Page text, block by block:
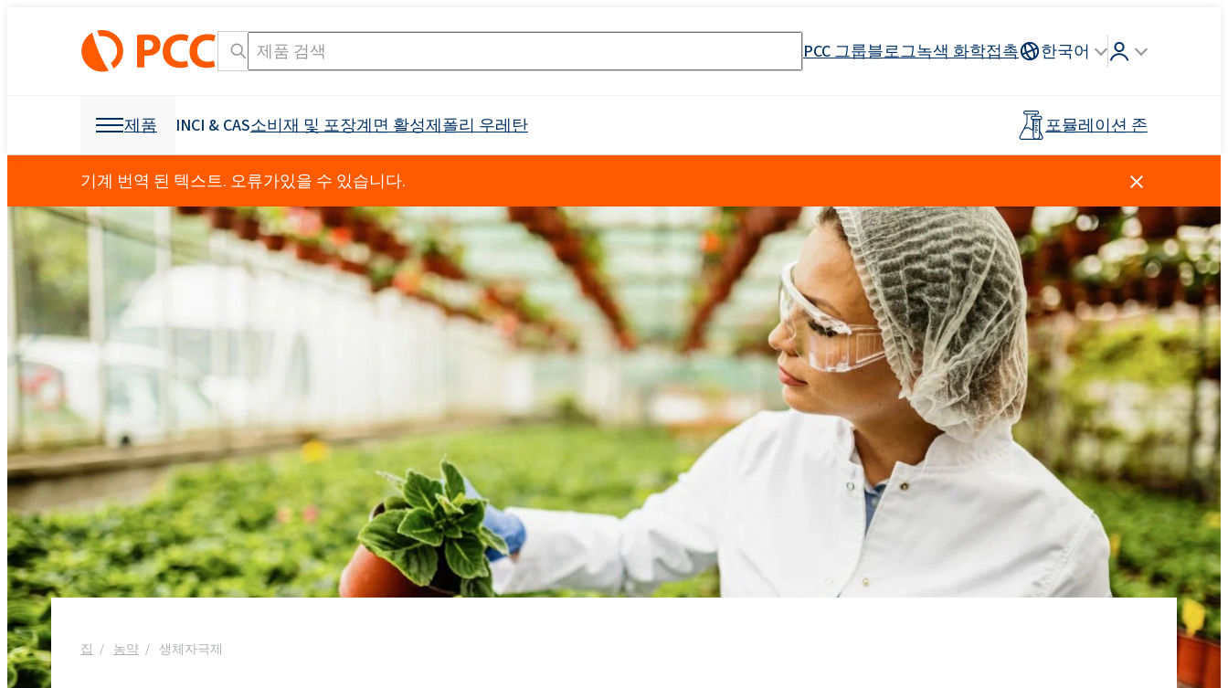
PCC 그룹블로그녹색 화학접촉 한국어
제품
개인 관리 및 홈 케어
가구 산업
건축 및 건설
농약
섬유 및 가죽
스프레이 단열재
에너지 및 자원
윤활제 및 금속 가공 유체
음식 산업
전자 및 전기 산업
접착제 및 실란트
제약
청소 및 세탁
코팅 및 잉크
화학 원료
원료 및 중간체 클로랄칼리 클로로실란
화학 시약
클로랄칼리
염소 차아염소산나트륨 염산
가성소다 모노 클로로 아세트산
클로로실란
사염화 규소 트리클로로실란 테트라에톡시실란
남성 케어 바디 클렌징 화장품 스킨 케어
애완동물 관리 얼굴 관리 친밀한 위생
향수 헤어 케어
덮개를 씌운 가구 매트리스 및 쿠션 목재 모방 인조가죽
OCF (일 액형 폼) PU 단열 시스템 건설 용 접착제 건축 도자기
목재 산업 사전 절연 파이프
샌드위치 패널 석고 보드 및 석고 첨가제 아스팔트 첨가제
열 및 음향 스프레이 시스템 전선 및 케이블 절연 절연 보드 콘크리트 및 모르타르 첨가제
기타 응용 음향 절연
조종석, 헤드 라이닝, 스티어링
휠
필터
식물 보호 제품 보조제 살포 비료
생체자극제
ROKAcet R40(PEG-40 캐스터 오일) ROKAnol ID7(Isodeceth-7) ROKAmer 2000
PEG-26 피마자유 PEG-11 피마자유 PEG-40 피마자유
섬유 산업
Crossin® 450 오픈 셀 스프레이 폼 Crossin® 하드 36 Crossin® 하드 40
Crossin® 하드 50 Crossin® 애틱 소프트
Ekoprodur® 1331B2 Ekoprodur®S0310/E Ekoprodur®S0330
Ekoprodur®S10-HP
Ekoprodur® S11E-MAX
광업 및 드릴링 물 및 폐수 처리 야금 산업 연료 산업
제형용 원료 바로 사용 가능한 제품 첨가제 패키지
소독 제품 식품 산업 설치용 청소 제품 식품 포장용 첨가제
냉동 산업 및 가전
하위 범주를 포함한 리튬 이온
배터리 및 축전지
접착제 생산을 위한 원료 고무 과립 접착제 리본드 폼 접착제 목재 접착제
샌드위치 패널용 접착제 및 프
라이머
스포츠 및 레크리에이션 표면
용 접착제
암반 보강용 접착제 전자공학 및 기술 응용 분야 편안함과 인체공학
폴리우레아 폴리우레탄 겔의 원료 첨가제
부형제 API 생산을위한 원료 제약용 용매
차량 청소 및 관리
ROKAnol®LP3943 (알코올, C12-15, 에톡실화
프로폭실화)
ROKAnol®LP3135(폴리옥시알킬렌 글리콜
ROSULfan®E (2-에틸헥실황산나트륨)
ROKAnol®NL6 C9-11 파레스-8 ROKAnol®GA8 (C10 알코올, 에톡실화)
분산액 및 수지 인쇄 페인트 및 코팅
SULFOROKAnol® L430/1 - 음이온 유화제 EXOdis PC800 - 범용 분산 및 습윤제
표백제
탈지제
포장 플라스틱
Roflex T45(가소제 및 난연제) Rostabil TTDP-V(특수 공정 안정제)
POLIkol 4000정(PEG-90) Roflex T70L(가소제 및 난연제)
발포제 소방제 원료 오일 얼룩 제거
INCI & CAS
INCI 이름 검색 엔진
소비재 및 포장
소비재 및 포장
액체 비누 직물 얼룩 제거제 가구 청소 및 관리 제품 주방 세제
욕실 클리너 창문 클리너 변기 액 주방용 액체 및 로션
섬유 유연제 및 농축액 다목적 제품
계면 활성제
계면 활성제
비이 온성 계면 활성제 음이온 성 계면 활성제 양쪽 성 계면 활성제 양이온 성 계면 활성제
폴리 우레탄
폴리 우레탄
폴리 에스테르 폴리올 폴리 에테르 폴리올 Poliurethane 시스템 난연제 프리폴리머
포뮬레이션 존
기계 번역 된 텍스트. 오류가있을 수 있습니다.
집 농약 생체자극제